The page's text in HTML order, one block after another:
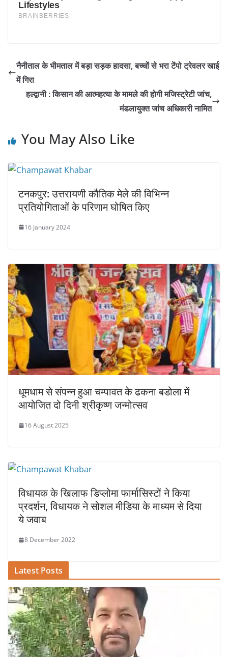
नैनीताल के भीमताल में बड़ा सड़क हादसा, बच्चों से भरा टेंपो ट्रेवलर खाई
में गिरा
हल्द्वानी : किसान की आत्महत्या के मामले की होगी मजिस्ट्रेटी जांच,
मंडलायुक्त जांच अधिकारी नामित
You May Also Like
टनकपुर: उत्तरायणी कौतिक मेले की विभिन्न
प्रतियोगिताओं के परिणाम घोषित किए
16 January 2024
धूमधाम से संपन्न हुआ चम्पावत के ढकना बडोला में
आयोजित दो दिनी श्रीकृष्ण जन्मोत्सव
16 August 2025
विधायक के खिलाफ डिप्लोमा फार्मासिस्टों ने किया
प्रदर्शन, विधायक ने सोशल मीडिया के माध्यम से दिया
ये जवाब
8 December 2022
Latest Posts